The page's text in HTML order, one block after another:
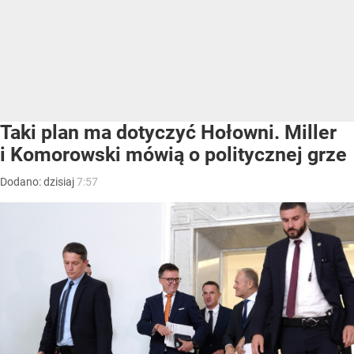
Taki plan ma dotyczyć Hołowni. Miller
i Komorowski mówią o politycznej grze
Dodano:dzisiaj7:57